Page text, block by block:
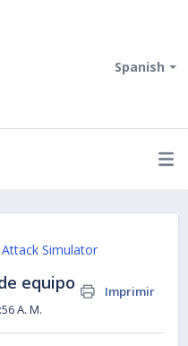
Spanish
Attack Simulator
equipo
Imprimir
A. M.